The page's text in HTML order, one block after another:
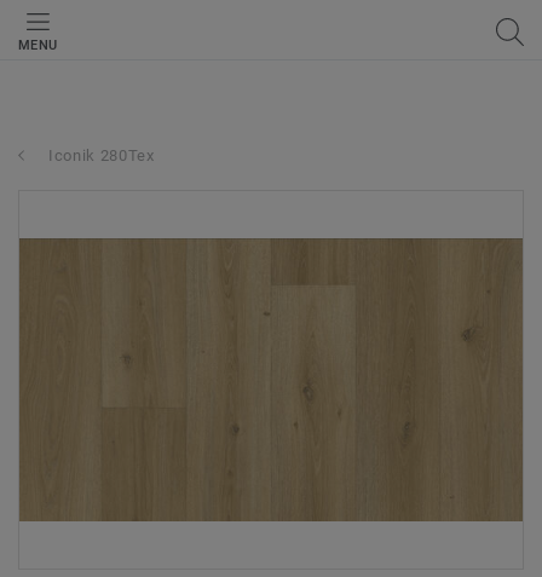
MENU
Iconik 280Tex